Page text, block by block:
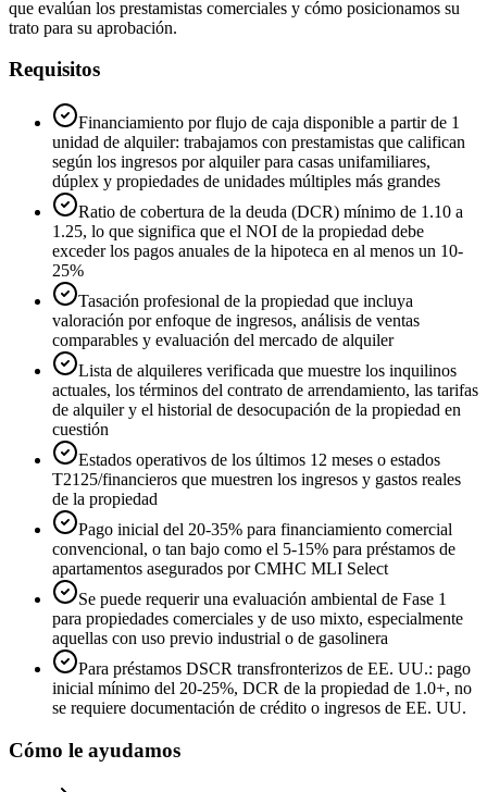
que evalúan los prestamistas comerciales y cómo posicionamos su
trato para su aprobación.
Requisitos
Financiamiento por flujo de caja disponible a partir de 1
unidad de alquiler: trabajamos con prestamistas que califican
según los ingresos por alquiler para casas unifamiliares,
dúplex y propiedades de unidades múltiples más grandes
Ratio de cobertura de la deuda (DCR) mínimo de 1.10 a
1.25, lo que significa que el NOI de la propiedad debe
exceder los pagos anuales de la hipoteca en al menos un 10-
25%
Tasación profesional de la propiedad que incluya
valoración por enfoque de ingresos, análisis de ventas
comparables y evaluación del mercado de alquiler
Lista de alquileres verificada que muestre los inquilinos
actuales, los términos del contrato de arrendamiento, las tarifas
de alquiler y el historial de desocupación de la propiedad en
cuestión
Estados operativos de los últimos 12 meses o estados
T2125/financieros que muestren los ingresos y gastos reales
de la propiedad
Pago inicial del 20-35% para financiamiento comercial
convencional, o tan bajo como el 5-15% para préstamos de
apartamentos asegurados por CMHC MLI Select
Se puede requerir una evaluación ambiental de Fase 1
para propiedades comerciales y de uso mixto, especialmente
aquellas con uso previo industrial o de gasolinera
Para préstamos DSCR transfronterizos de EE. UU.: pago
inicial mínimo del 20-25%, DCR de la propiedad de 1.0+, no
se requiere documentación de crédito o ingresos de EE. UU.
Cómo le ayudamos